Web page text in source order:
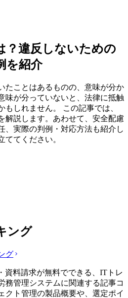
？違反しないための
を紹介
たことはあるものの、意味が分か
味が分っていないと、法律に抵触
もしれません。 この記事では、
解説します。あわせて、安全配慮
、実際の判例・対応方法も紹介し
ててください。
ング
グ
資料請求が無料でできる、ITトレ
務管理システムに関連する記事コ
クト管理の製品概要や、選定ポイ